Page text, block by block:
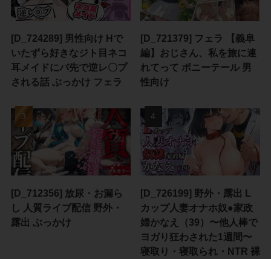
[D_724289] 男性向け Hで
いたずら好きなジト目ネコ
耳メイドにバ先で逆レ〇プ
される話 ぶっかけ フェラ
[D_721379] フェラ 【義阜
編】おじさん、私を旅に連
れてって ポニーテール 男
性向け
[D_712356] 放尿・お漏ら
し 人質ライブ配信 野外・
露出 ぶっかけ
[D_726199] 野外・露出 L
カップ人妻オナホ奴●家政
婦かなえ（39）〜他人棒で
ヨガり狂わされた1週間〜
寝取り・寝取られ・NTR 裸